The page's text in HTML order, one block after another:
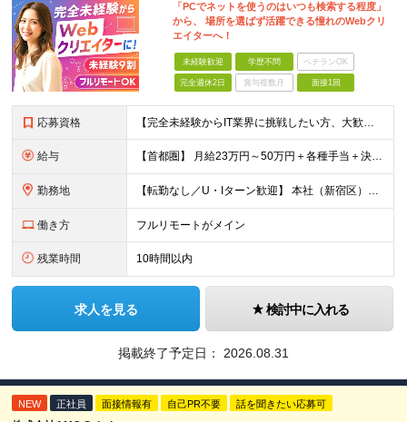
「PCでネットを使うのはいつも検索する程度」
から、 場所を選ばず活躍できる憧れのWebクリ
エイターへ！
未経験歓迎 学歴不問 ベテランOK
完全週休2日 賞与複数月 面接1回
応募資格 【完全未経験からIT業界に挑戦したい方、大歓迎！】 ●応募年齢制限：34歳まで（若年層の長期キャリア形成を図るため） ★学歴不問・転職回数不問 ★第二新卒・社会人デビューOK 【こんな方を求めていま
給与 【首都圏】 月給23万円～50万円＋各種手当＋決算賞与 【大阪】 月給22万円～50万円＋各種手当＋決算賞与 【愛知】 月給21.5万円～50万円＋各種手当＋決算賞与 【福岡・宮城】 月給20万
勤務地 【転勤なし／U・Iターン歓迎】 本社（新宿区）、大阪支店、名古屋支店または東京都・神奈川県・千葉県・埼玉県・愛知県・大阪府・福岡県をはじめ、全国のプロジェクト先 ※ご希望を最大限考慮して配属先を決定
働き方 フルリモートがメイン
残業時間 10時間以内
求人を見る 検討中に入れる
掲載終了予定日： 2026.08.31
NEW 正社員 面接情報有 自己PR不要 話を聞きたい応募可